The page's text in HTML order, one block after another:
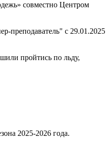
совместно Центром
с 29.01.2025
пройтись по льду,
2025-2026 года.